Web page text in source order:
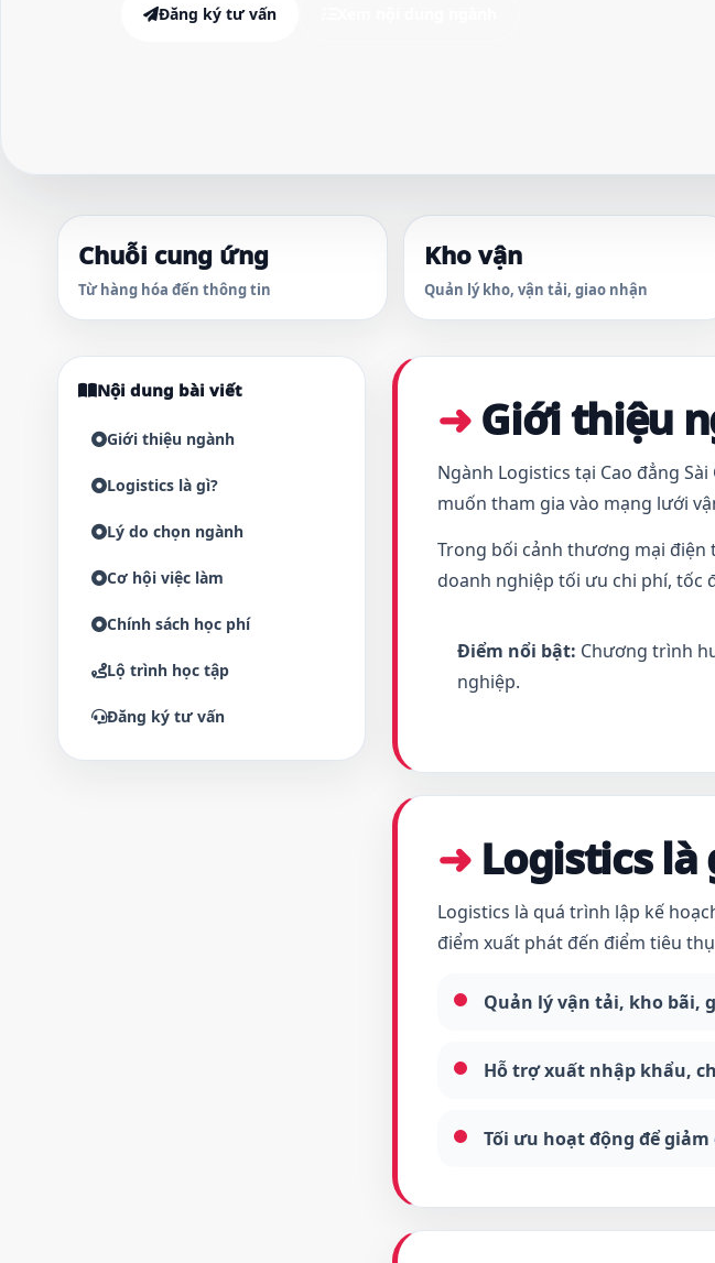
Đăng ký tư vấn
Chuỗi cung ứng
Từ hàng hóa đến thông tin
Kho vận
Quản lý kho, vận tải, giao nhận
Nội dung bài viết
Giới thiệu ngành
Logistics là gì?
Lý do chọn ngành
Cơ hội việc làm
Chính sách học phí
Lộ trình học tập
Đăng ký tư vấn
Giới thiệu
Ngành Logistics tại Cao đẳng
muốn tham gia vào mạng lưới
Trong bối cảnh thương mại
doanh nghiệp tối ưu chi phí, tốc
Điểm nổi bật: Chương trình
nghiệp.
Logistics là
Logistics là quá trình lập kế
điểm xuất phát đến điểm tiêu
Quản lý vận tải, kho bãi,
Hỗ trợ xuất nhập khẩu,
Tối ưu hoạt động để